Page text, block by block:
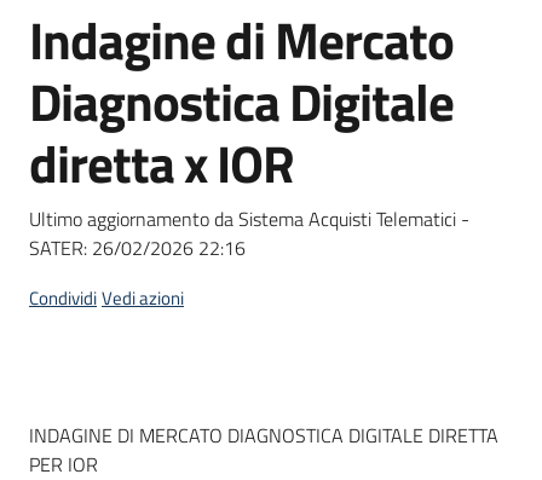
Bandi
strumenti
acquisto
Supporto
Salta al contenuto
Indagine di Mercato
Diagnostica Digitale
diretta x IOR
Ultimo aggiornamento da Sistema Acquisti Telematici -
SATER: 26/02/2026 22:16
CondividiVedi azioni
Dati del bando
INDAGINE DI MERCATO DIAGNOSTICA DIGITALE DIRETTA
PER IOR